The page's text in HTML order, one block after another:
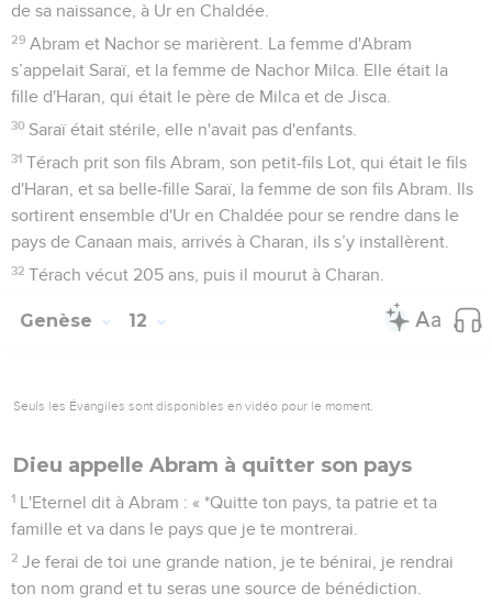
de sa naissance, à Ur en Chaldée.
29 Abram et Nachor se marièrent. La femme d'Abram
s’appelait Saraï, et la femme de Nachor Milca. Elle était la
fille d'Haran, qui était le père de Milca et de Jisca.
30 Saraï était stérile, elle n'avait pas d'enfants.
31 Térach prit son fils Abram, son petit-fils Lot, qui était le fils
d'Haran, et sa belle-fille Saraï, la femme de son fils Abram. Ils
sortirent ensemble d'Ur en Chaldée pour se rendre dans le
pays de Canaan mais, arrivés à Charan, ils s’y installèrent.
32 Térach vécut 205 ans, puis il mourut à Charan.
Genèse 12
Seuls les Évangiles sont disponibles en vidéo pour le moment.
Dieu appelle Abram à quitter son pays
1 L'Eternel dit à Abram : « *Quitte ton pays, ta patrie et ta
famille et va dans le pays que je te montrerai.
2 Je ferai de toi une grande nation, je te bénirai, je rendrai
ton nom grand et tu seras une source de bénédiction.